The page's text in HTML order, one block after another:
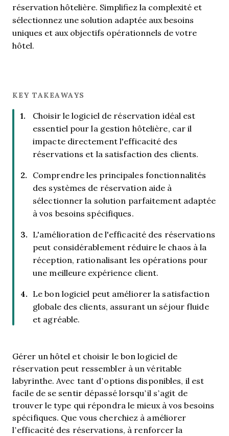
réservation hôtelière. Simplifiez la complexité et
sélectionnez une solution adaptée aux besoins
uniques et aux objectifs opérationnels de votre
hôtel.
KEY TAKEAWAYS
Choisir le logiciel de réservation idéal est
essentiel pour la gestion hôtelière, car il
impacte directement l'efficacité des
réservations et la satisfaction des clients.
Comprendre les principales fonctionnalités
des systèmes de réservation aide à
sélectionner la solution parfaitement adaptée
à vos besoins spécifiques.
L'amélioration de l'efficacité des réservations
peut considérablement réduire le chaos à la
réception, rationalisant les opérations pour
une meilleure expérience client.
Le bon logiciel peut améliorer la satisfaction
globale des clients, assurant un séjour fluide
et agréable.
Gérer un hôtel et choisir le bon logiciel de
réservation peut ressembler à un véritable
labyrinthe. Avec tant d’options disponibles, il est
facile de se sentir dépassé lorsqu’il s’agit de
trouver le type qui répondra le mieux à vos besoins
spécifiques. Que vous cherchiez à améliorer
l’efficacité des réservations, à renforcer la